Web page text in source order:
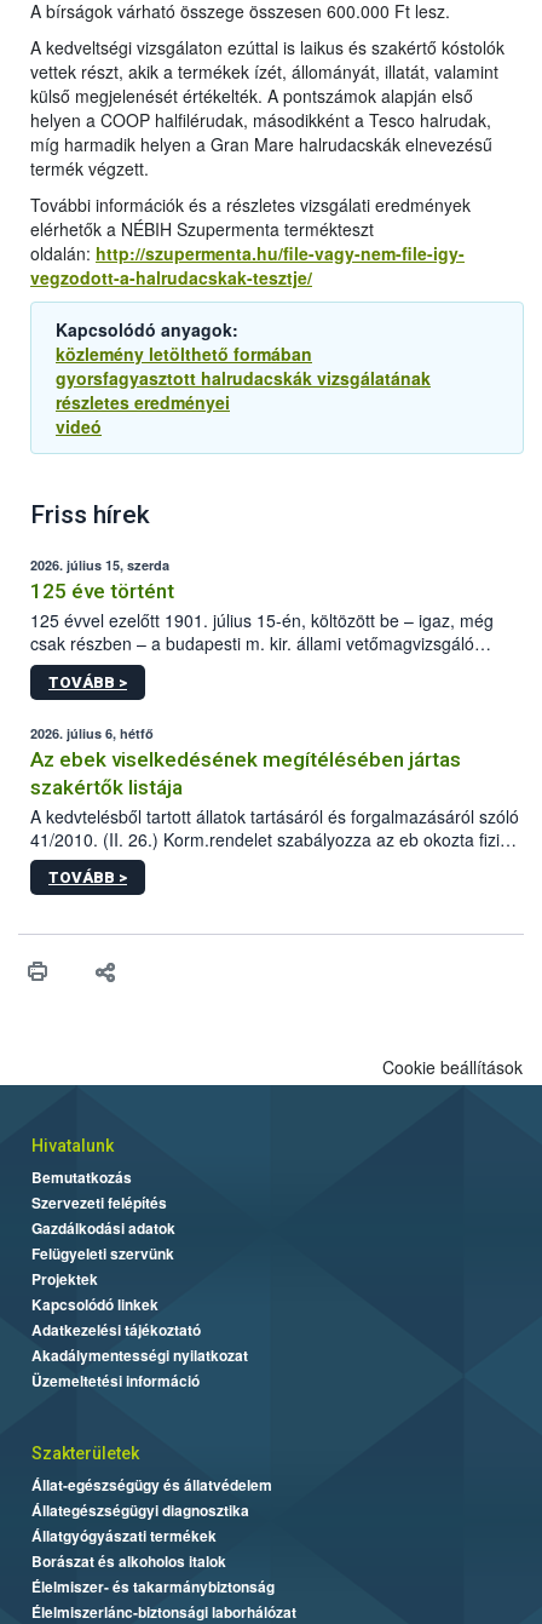
A bírságok várható összege összesen 600.000 Ft lesz.
A kedveltségi vizsgálaton ezúttal is laikus és szakértő kóstolók
vettek részt, akik a termékek ízét, állományát, illatát, valamint
külső megjelenését értékelték. A pontszámok alapján első
helyen a COOP halfilérudak, másodikként a Tesco halrudak,
míg harmadik helyen a Gran Mare halrudacskák elnevezésű
termék végzett.
További információk és a részletes vizsgálati eredmények
elérhetők a NÉBIH Szupermenta termékteszt
oldalán: http://szupermenta.hu/file-vagy-nem-file-igy-
vegzodott-a-halrudacskak-tesztje/
Kapcsolódó anyagok:
közlemény letölthető formában
gyorsfagyasztott halrudacskák vizsgálatának
részletes eredményei
videó
Friss hírek
2026. július 15, szerda
125 éve történt
125 évvel ezelőtt 1901. július 15-én, költözött be – igaz, még
csak részben – a budapesti m. kir. állami vetőmagvizsgáló
állomás a Kis Rókus utca 15. szám alatti, Czigler Győző által
tervezett új épületébe.
TOVÁBB >
2026. július 6, hétfő
Az ebek viselkedésének megítélésében jártas
szakértők listája
A kedvtelésből tartott állatok tartásáról és forgalmazásáról szóló
41/2010. (II. 26.) Korm.rendelet szabályozza az eb okozta fizikai
sérülés, illetve ennek veszélye keletkezésekor felmerülő
hatósági feladatokat, valamint a veszélyes eb tartását és annak
vonni az ebek viselkedésének megítélésében jártas szakértőt.
TOVÁBB >
Cookie beállítások
Hivatalunk
Bemutatkozás
Szervezeti felépítés
Gazdálkodási adatok
Felügyeleti szervünk
Projektek
Kapcsolódó linkek
Adatkezelési tájékoztató
Akadálymentességi nyilatkozat
Üzemeltetési információ
Szakterületek
Állat-egészségügy és állatvédelem
Állategészségügyi diagnosztika
Állatgyógyászati termékek
Borászat és alkoholos italok
Élelmiszer- és takarmánybiztonság
Élelmiszerlánc-biztonsági laborhálózat